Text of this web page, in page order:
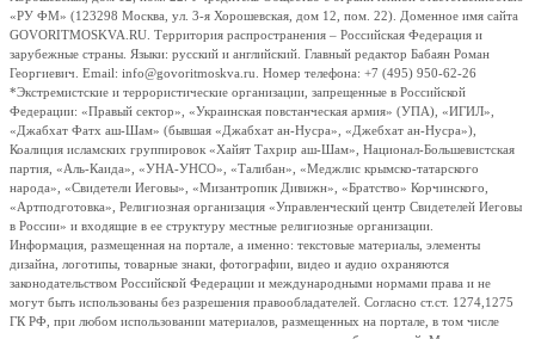
«РУ ФМ» (123298 Москва, ул. 3-я Хорошевская, дом 12, пом. 22). Доменное имя сайта
GOVORITMOSKVA.RU. Территория распространения – Российская Федерация и
зарубежные страны. Языки: русский и английский. Главный редактор Бабаян Роман
Георгиевич. Email: info@govoritmoskva.ru. Номер телефона: +7 (495) 950-62-26
*Экстремистские и террористические организации, запрещенные в Российской
Федерации: «Правый сектор», «Украинская повстанческая армия» (УПА), «ИГИЛ»,
«Джабхат Фатх аш-Шам» (бывшая «Джабхат ан-Нусра», «Джебхат ан-Нусра»),
Коалиция исламских группировок «Хайят Тахрир аш-Шам», Национал-Большевистская
партия, «Аль-Каида», «УНА-УНСО», «Талибан», «Меджлис крымско-татарского
народа», «Свидетели Иеговы», «Мизантропик Дивижн», «Братство» Корчинского,
«Артподготовка», Религиозная организация «Управленческий центр Свидетелей Иеговы
в России» и входящие в ее структуру местные религиозные организации.
Информация, размещенная на портале, а именно: текстовые материалы, элементы
дизайна, логотипы, товарные знаки, фотографии, видео и аудио охраняются
законодательством Российской Федерации и международными нормами права и не
могут быть использованы без разрешения правообладателей. Согласно ст.ст. 1274,1275
ГК РФ, при любом использовании материалов, размещенных на портале, в том числе